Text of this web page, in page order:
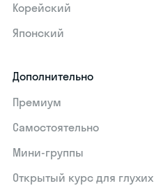
Корейский
Японский
Дополнительно
Премиум
Самостоятельно
Мини-группы
Открытый курс для глухих